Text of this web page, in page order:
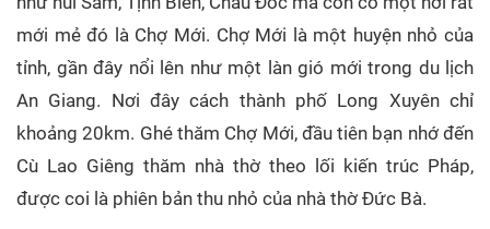
mới mẻ đó là Chợ Mới. Chợ Mới là một huyện nhỏ của
tỉnh, gần đây nổi lên như một làn gió mới trong du lịch
An Giang. Nơi đây cách thành phố Long Xuyên chỉ
khoảng 20km. Ghé thăm Chợ Mới, đầu tiên bạn nhớ đến
Cù Lao Giêng thăm nhà thờ theo lối kiến trúc Pháp,
được coi là phiên bản thu nhỏ của nhà thờ Đức Bà.